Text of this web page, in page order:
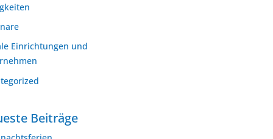
Einrichtungen und
Beiträge